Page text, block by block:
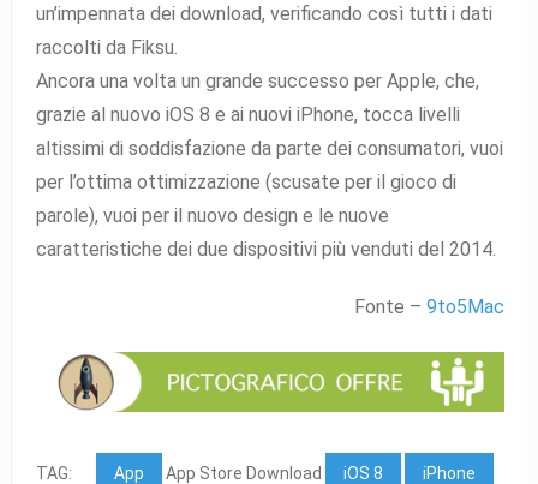
un’impennata dei download, verificando così tutti i dati
raccolti da Fiksu.
Ancora una volta un grande successo per Apple, che,
grazie al nuovo iOS 8 e ai nuovi iPhone, tocca livelli
altissimi di soddisfazione da parte dei consumatori, vuoi
per l’ottima ottimizzazione (scusate per il gioco di
parole), vuoi per il nuovo design e le nuove
caratteristiche dei due dispositivi più venduti del 2014.
Fonte –9to5Mac
TAG: App App Store Download iOS 8 iPhone